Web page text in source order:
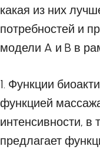
какая из них
потребностей и
модели A и B в
1. Функции
функцией
интенсивности, в
предлагает